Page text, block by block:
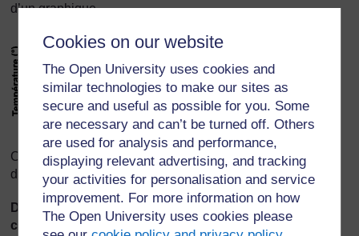
Cookies on our website
The Open University uses cookies and
similar technologies to make our sites as
secure and useful as possible for you. Some
are necessary and can’t be turned off. Others
are used for analysis and performance,
displaying relevant advertising, and tracking
your activities for personalisation and service
improvement. For more information on how
The Open University uses cookies please
d’un graphique.
Ce graphique linéaire montre que la température baisse
d’heure en heure.
Diagrammes circulaires ou graphiques en secteurs ou
camemberts